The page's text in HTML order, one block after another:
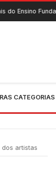
7
CATEGORIAS
dos artistas